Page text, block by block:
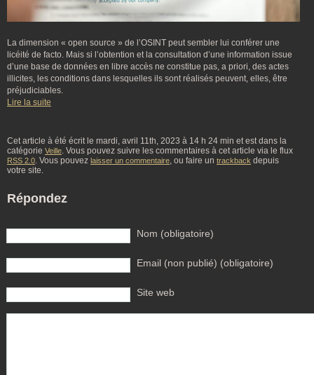
La dimension « open source » de l’OSINT peut sembler lui conférer une
licéité de facto. Mais si l’obtention et la consultation d’une information issue
d’une base de données en libre accès ne constitue pas, a priori, des actes
illicites, les conditions dans lesquelles ils sont réalisés peuvent, elles, être
préjudiciables.
Lire la suite
Cet article à été écrit le mardi, avril 11th, 2023 à 14 h 24 min et est dans la
catégorie Veille. Vous pouvez suivre les commentaires à cet article via le flux
RSS 2.0. Vous pouvez laisser un commentaire, ou faire un trackback depuis
votre site.
Répondez
Nom (obligatoire)
Email (non publié) (obligatoire)
Site web